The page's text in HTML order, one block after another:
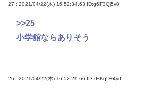
27 : 2021/04/22(木) 16:52:34.63 ID:g6F3Qj5v0
>>25
小学館ならありそう
26 : 2021/04/22(木) 16:52:29.66 ID:zEKqD+4yd